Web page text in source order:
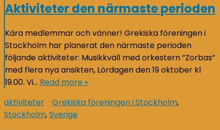
Aktiviteter den närmaste perioden
Kära medlemmar och vänner! Grekiska föreningen i
Stockholm har planerat den närmaste perioden
följande aktiviteter: Musikkväll med orkestern ”Zorbas”
med flera nya ansikten, Lördagen den 19 oktober kl
19.00. Vi… Read more »
aktiviteter
Grekiska föreningen i Stockholm,
Stockholm,Sverige